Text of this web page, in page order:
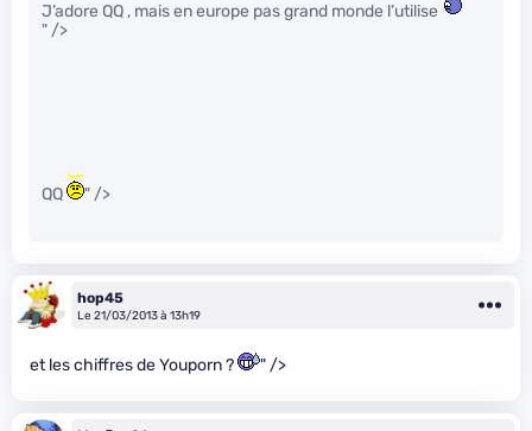
J’adore QQ , mais en europe pas grand monde l’utilise
" />
QQ " />
hop45
Le 21/03/2013 à 13h19
et les chiffres de Youporn ? " />